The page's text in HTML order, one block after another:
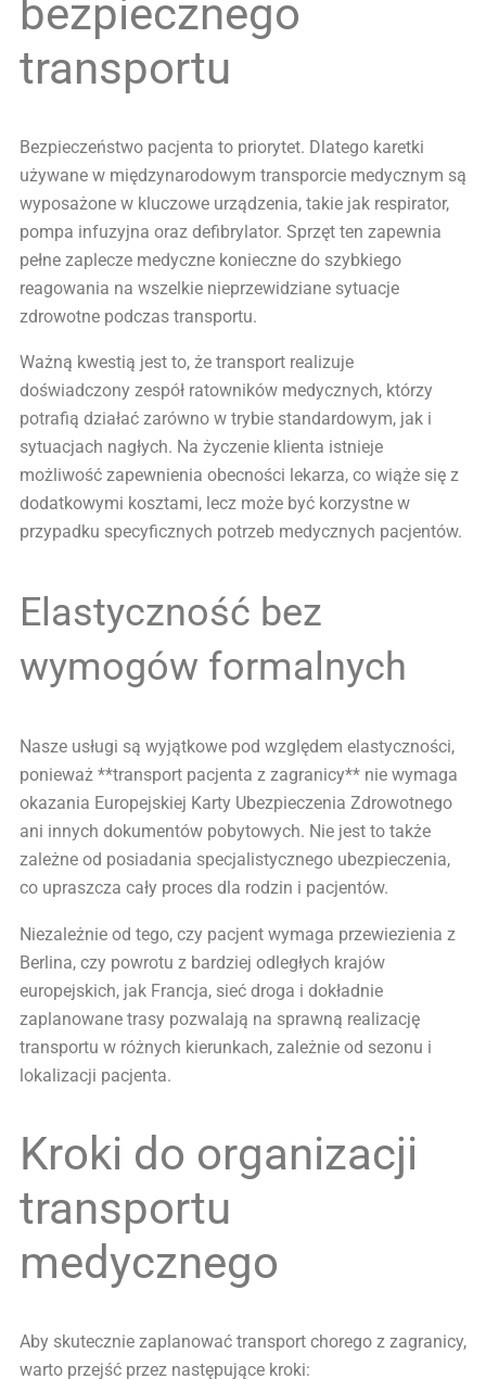
bezpiecznego
transportu
Bezpieczeństwo pacjenta to priorytet. Dlatego karetki
używane w międzynarodowym transporcie medycznym są
wyposażone w kluczowe urządzenia, takie jak respirator,
pompa infuzyjna oraz defibrylator. Sprzęt ten zapewnia
pełne zaplecze medyczne konieczne do szybkiego
reagowania na wszelkie nieprzewidziane sytuacje
zdrowotne podczas transportu.
Ważną kwestią jest to, że transport realizuje
doświadczony zespół ratowników medycznych, którzy
potrafią działać zarówno w trybie standardowym, jak i
sytuacjach nagłych. Na życzenie klienta istnieje
możliwość zapewnienia obecności lekarza, co wiąże się z
dodatkowymi kosztami, lecz może być korzystne w
przypadku specyficznych potrzeb medycznych pacjentów.
Elastyczność bez
wymogów formalnych
Nasze usługi są wyjątkowe pod względem elastyczności,
ponieważ **transport pacjenta z zagranicy** nie wymaga
okazania Europejskiej Karty Ubezpieczenia Zdrowotnego
ani innych dokumentów pobytowych. Nie jest to także
zależne od posiadania specjalistycznego ubezpieczenia,
co upraszcza cały proces dla rodzin i pacjentów.
Niezależnie od tego, czy pacjent wymaga przewiezienia z
Berlina, czy powrotu z bardziej odległych krajów
europejskich, jak Francja, sieć droga i dokładnie
zaplanowane trasy pozwalają na sprawną realizację
transportu w różnych kierunkach, zależnie od sezonu i
lokalizacji pacjenta.
Kroki do organizacji
transportu
medycznego
Aby skutecznie zaplanować transport chorego z zagranicy,
warto przejść przez następujące kroki: